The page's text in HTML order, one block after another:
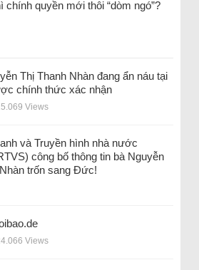
chính quyền mới thôi “dòm ngó”?
Thị Thanh Nhàn đang ẩn náu tại
chính thức xác nhận
Views
và Truyền hình nhà nước
công bố thông tin bà Nguyễn
trốn sang Đức!
Views